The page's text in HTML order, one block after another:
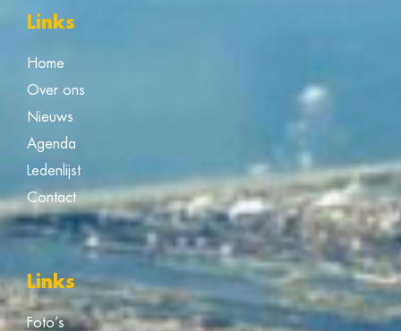
Links
Home
Over ons
Nieuws
Agenda
Ledenlijst
Contact
Links
Foto’s